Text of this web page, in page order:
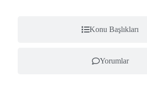
Konu Başlıkları
Yorumlar